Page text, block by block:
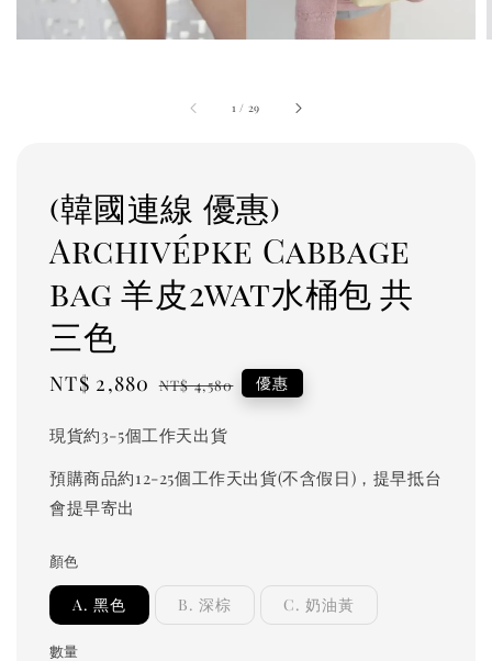
1 / 29
(韓國連線 優惠)
Archivépke Cabbage
bag 羊皮2wat水桶包 共
三色
Sale
NT$ 2,880 Regular
NT$ 4,580 優惠
現貨約3-5個工作天出貨
預購商品約12-25個工作天出貨(不含假日)，提早抵台
會提早寄出
顏色
A. 黑色 B. 深棕 C. 奶油黃
數量